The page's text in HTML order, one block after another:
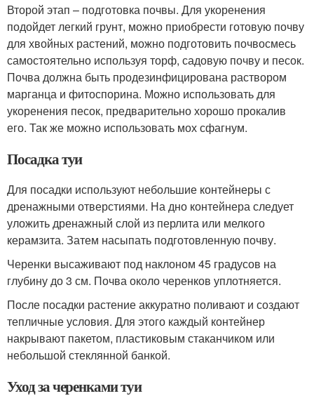
Второй этап – подготовка почвы. Для укоренения
подойдет легкий грунт, можно приобрести готовую почву
для хвойных растений, можно подготовить почвосмесь
самостоятельно используя торф, садовую почву и песок.
Почва должна быть продезинфицирована раствором
марганца и фитоспорина. Можно использовать для
укоренения песок, предварительно хорошо прокалив
его. Так же можно использовать мох сфагнум.
Посадка туи
Для посадки используют небольшие контейнеры с
дренажными отверстиями. На дно контейнера следует
уложить дренажный слой из перлита или мелкого
керамзита. Затем насыпать подготовленную почву.
Черенки высаживают под наклоном 45 градусов на
глубину до 3 см. Почва около черенков уплотняется.
После посадки растение аккуратно поливают и создают
тепличные условия. Для этого каждый контейнер
накрывают пакетом, пластиковым стаканчиком или
небольшой стеклянной банкой.
Уход за черенками туи